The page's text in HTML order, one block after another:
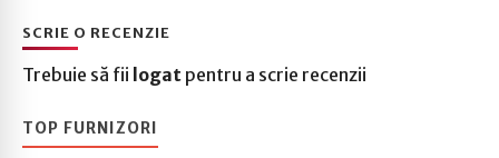
SCRIE O RECENZIE
Trebuie să fii logat pentru a scrie recenzii
TOP FURNIZORI